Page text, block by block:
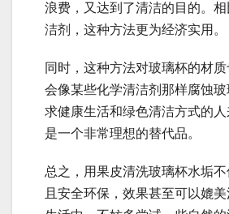
浪费，又达到了清洁的目的。
洁剂，这种方法更为经济实用。
同时，这种方法对玻璃杯的材
会像某些化学清洁剂那样腐蚀
求健康生活和绿色清洁方式的
是一个非常理想的替代品。
总之，用果皮清洗玻璃杯水垢
且安全环保，效果甚至可以媲